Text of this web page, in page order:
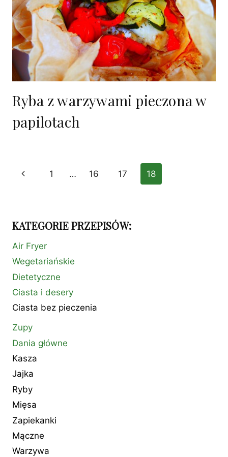
Ryba z warzywami pieczona w
papilotach
Nawigacja
Poprzednia
1 … 16 17 18
KATEGORIE PRZEPISÓW:
Air Fryer
Wegetariańskie
Dietetyczne
Ciasta i desery
Ciasta bez pieczenia
Zupy
Dania główne
Kasza
Jajka
Ryby
Mięsa
Zapiekanki
Mączne
Warzywa